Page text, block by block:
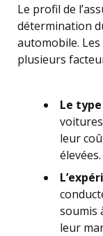
Le profil de
détermination
automobile.
plusieurs
Le
leur
élevées.
soumis
leur